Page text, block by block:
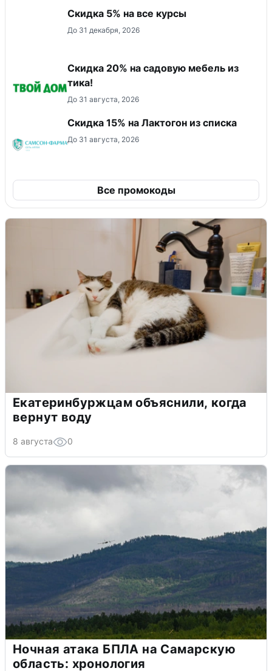
Скидка 5% на все курсы
До 31 декабря, 2026
Скидка 20% на садовую мебель из
тика!
До 31 августа, 2026
Скидка 15% на Лактогон из списка
До 31 августа, 2026
Все промокоды
Екатеринбуржцам объяснили, когда
вернут воду
8 августа 0
Ночная атака БПЛА на Самарскую
область: хронология